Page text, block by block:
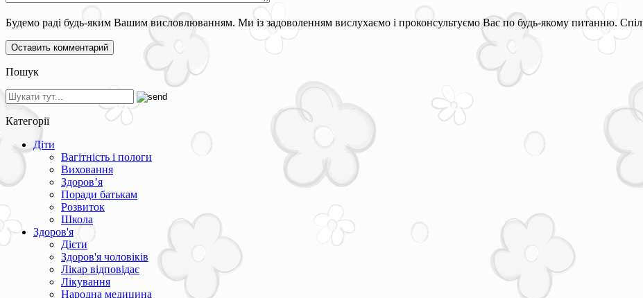
Будемо раді будь-яким Вашим висловлюванням. Ми із задоволенням вислухаємо і проконсультуємо Вас по будь-якому питанню.
Пошук
Категорії
Діти
Вагітність і пологи
Виховання
Здоров’я
Поради батькам
Розвиток
Школа
Здоров'я
Дієти
Здоров'я чоловіків
Лікар відповідає
Лікування
Народна медицина